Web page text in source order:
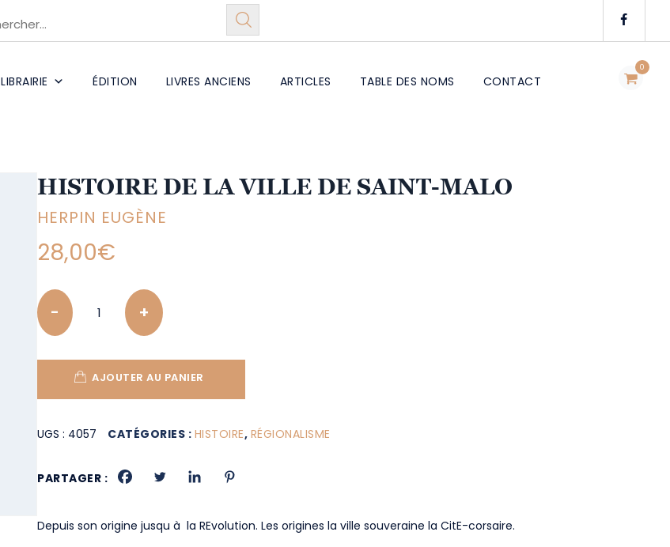
0
LIBRAIRIE ÉDITION LIVRES ANCIENS ARTICLES TABLE DES NOMS CONTACT
HISTOIRE DE LA VILLE DE SAINT-MALO
HERPIN EUGÈNE
28,00€
Quantity
AJOUTER AU PANIER
UGS : 4057 CATÉGORIES : HISTOIRE, RÉGIONALISME
PARTAGER :
Depuis son origine jusqu à la REvolution. Les origines la ville souveraine la CitE-corsaire.